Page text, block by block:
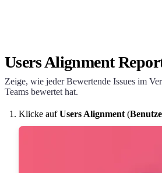
Users Alignment
Zeige, wie jeder Bewertende Issues im
Teams bewertet hat.
Klicke aufUsers Alignment (